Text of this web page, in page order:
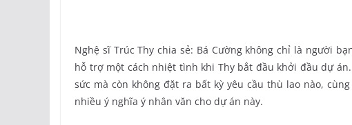
Nghệ sĩ Trúc Thy chia sẻ: Bá Cường không chỉ là người
hỗ trợ một cách nhiệt tình khi Thy bắt đầu khởi đầu dự
sức mà còn không đặt ra bất kỳ yêu cầu thù lao nào,
nhiều ý nghĩa ý nhân văn cho dự án này.